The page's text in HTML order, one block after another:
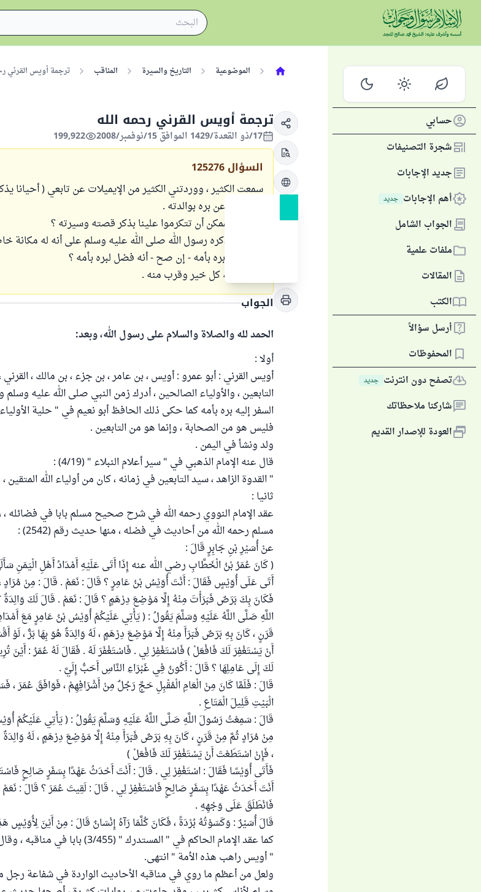
حسابي
شجرة التصنيفات
جديد الإجابات
أهم الإجابات جديد
الجواب الشامل
ملفات علمية
المقالات
الكتب
أرسل سؤالاً
المحفوظات
تصفح دون انترنت جديد
شاركنا ملاحظاتك
العودة للإصدار القديم
الموضوعية التاريخ والسيرة المناقب ترجمة أويس القرني
ترجمة أويس القرني رحمه الله
17/ذو القعدة/1429 الموافق 15/نوفمبر/2008 199,922
السؤال 125276
سمعت الكثير ، ووردتني الكثير من الإيميلات عن تابعي (
القرني ، وعن بره بوالدته .
هل من الممكن أن تتكرموا علينا بذكر قصته وسيرته ؟
هل فعلا ذكره رسول الله صلى الله عليه وسلم على أنه له مكانة
كيف كان بره بأمه - إن صح - أنه فضل لبره بأمه ؟
جزاكم الله كل خير وقرب منه .
الجواب
الحمد لله والصلاة والسلام على رسول الله، وبعد:
أولا :
أويس القرني : أبو عمرو : أويس ، بن عامر ، بن جزء ، بن مالك ، القرني
التابعين ، والأولياء الصالحين ، أدرك زمن النبي صلى الله عليه
فليس هو من الصحابة ، وإنما هو من التابعين .
ولد ونشأ في اليمن .
قال عنه الإمام الذهبي في " سير أعلام النبلاء " (4/19) :
" القدوة الزاهد ، سيد التابعين في زمانه ، كان من أولياء الله
ثانيا :
عقد الإمام النووي رحمه الله في شرح صحيح مسلم بابا في فضائله ،
مسلم رحمه الله من أحاديث في فضله ، منها حديث رقم (2542) :
عنْ أُسَيْرِ بْنِ جَابِرٍ قَالَ :
( كَانَ عُمَرُ بْنُ الْخَطَّابِ رضي الله عنه إِذَا أَتَى عَلَيْهِ أَمْدَادُ أَهْلِ الْيَمَنِ
أَتَى عَلَى أُوَيْسٍ فَقَالَ : أَنْتَ أُوَيْسُ بْنُ عَامِرٍ ؟ قَالَ : نَعَمْ . قَالَ : مِنْ
فَكَانَ بِكَ بَرَصٌ فَبَرَأْتَ مِنْهُ إِلَّا مَوْضِعَ دِرْهَمٍ ؟ قَالَ : نَعَمْ . قَالَ لَكَ
اللَّهِ صَلَّى اللَّهُ عَلَيْهِ وَسَلَّمَ يَقُولُ : ( يَأْتِي عَلَيْكُمْ أُوَيْسُ بْنُ عَامِرٍ مَعَ
قَرَنٍ ، كَانَ بِهِ بَرَصٌ فَبَرَأَ مِنْهُ إِلَّا مَوْضِعَ دِرْهَمٍ ، لَهُ وَالِدَةٌ هُوَ بِهَا بَرٌّ ، لَوْ
أَنْ يَسْتَغْفِرَ لَكَ فَافْعَلْ ) فَاسْتَغْفِرْ لِي . فَاسْتَغْفَرَ لَهُ . فَقَالَ لَهُ عُمَرُ : أَيْنَ
لَكَ إِلَى عَامِلِهَا ؟ قَالَ : أَكُونُ فِي غَبْرَاءِ النَّاسِ أَحَبُّ إِلَيَّ .
قَالَ : فَلَمَّا كَانَ مِنْ الْعَامِ الْمُقْبِلِ حَجَّ رَجُلٌ مِنْ أَشْرَافِهِمْ ، فَوَافَقَ عُمَرَ
الْبَيْتِ قَلِيلَ الْمَتَاعِ .
قَالَ : سَمِعْتُ رَسُولَ اللَّهِ صَلَّى اللَّهُ عَلَيْهِ وَسَلَّمَ يَقُولُ : ( يَأْتِي عَلَيْكُمْ
مِنْ مُرَادٍ ثُمَّ مِنْ قَرَنٍ ، كَانَ بِهِ بَرَصٌ فَبَرَأَ مِنْهُ إِلَّا مَوْضِعَ دِرْهَمٍ ، لَهُ وَالِدَةٌ
، فَإِنْ اسْتَطَعْتَ أَنْ يَسْتَغْفِرَ لَكَ فَافْعَلْ )
فَأَتَى أُوَيْسًا فَقَالَ : اسْتَغْفِرْ لِي . قَالَ : أَنْتَ أَحْدَثُ عَهْدًا بِسَفَرٍ صَالِحٍ
أَنْتَ أَحْدَثُ عَهْدًا بِسَفَرٍ صَالِحٍ فَاسْتَغْفِرْ لِي . قَالَ : لَقِيتَ عُمَرَ ؟ قَالَ : نَعَمْ
فَانْطَلَقَ عَلَى وَجْهِهِ .
قَالَ أُسَيْرٌ : وَكَسَوْتُهُ بُرْدَةً ، فَكَانَ كُلَّمَا رَآهُ إِنْسَانٌ قَالَ : مِنْ أَيْنَ لِأُوَيْسٍ
كما عقد الإمام الحاكم في " المستدرك " (3/455) بابا في مناقبه ، وقال عنه :
" أويس راهب هذه الأمة " انتهى.
ولعل من أعظم ما روي في مناقبه الأحاديث الواردة في شفاعة